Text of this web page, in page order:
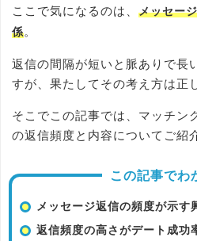
ここで気になるのは、 メッセー
係。
返信の間隔が短いと脈ありで長
すが、果たしてその考え方は正
そこでこの記事では、マッチン
の返信頻度と内容についてご紹
この記事でわ
メッセージ返信の頻度が示す
返信頻度の高さがデート成功